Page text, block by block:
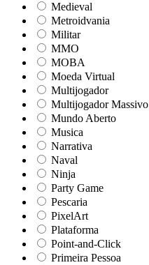
Medieval
Metroidvania
Militar
MMO
MOBA
Moeda Virtual
Multijogador
Multijogador Massivo
Mundo Aberto
Musica
Narrativa
Naval
Ninja
Party Game
Pescaria
PixelArt
Plataforma
Point-and-Click
Primeira Pessoa